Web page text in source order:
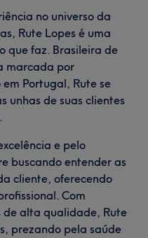
no universo da
Rute Lopes é uma
que faz. Brasileira de
marcada por
Portugal, Rute se
unhas de suas clientes
e pelo
buscando entender as
cliente, oferecendo
Com
de alta qualidade, Rute
prezando pela saúde